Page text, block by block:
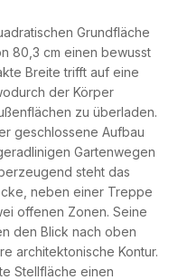
Grundfläche
80,3 cm einen bewusst
Breite trifft auf eine
der Körper
zu überladen.
geschlossene Aufbau
Gartenwegen
steht das
neben einer Treppe
offenen Zonen. Seine
den Blick nach oben
architektonische Kontur.
Stellfläche einen